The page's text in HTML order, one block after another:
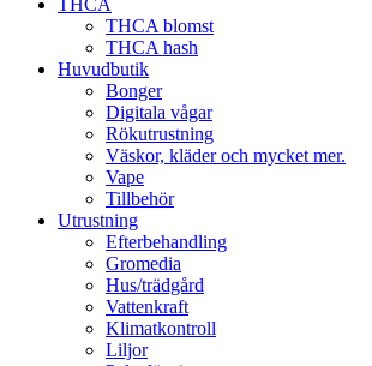
THCA blomst
THCA hash
Huvudbutik
Bonger
Digitala vågar
Rökutrustning
Väskor, kläder och mycket mer.
Vape
Tillbehör
Utrustning
Efterbehandling
Gromedia
Hus/trädgård
Vattenkraft
Klimatkontroll
Liljor